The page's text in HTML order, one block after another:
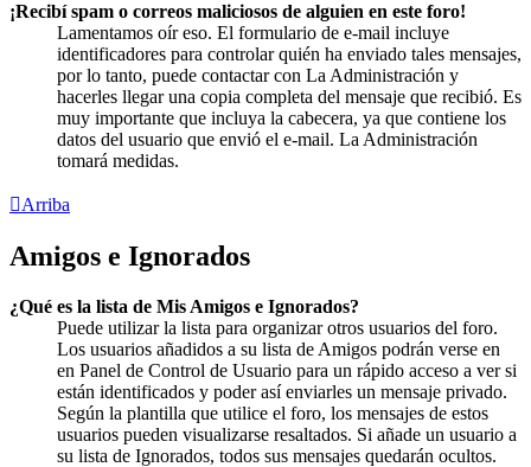
¡Recibí spam o correos maliciosos de alguien en este foro!
Lamentamos oír eso. El formulario de e-mail incluye
identificadores para controlar quién ha enviado tales mensajes,
por lo tanto, puede contactar con La Administración y
hacerles llegar una copia completa del mensaje que recibió. Es
muy importante que incluya la cabecera, ya que contiene los
datos del usuario que envió el e-mail. La Administración
tomará medidas.
Arriba
Amigos e Ignorados
¿Qué es la lista de Mis Amigos e Ignorados?
Puede utilizar la lista para organizar otros usuarios del foro.
Los usuarios añadidos a su lista de Amigos podrán verse en
en Panel de Control de Usuario para un rápido acceso a ver si
están identificados y poder así enviarles un mensaje privado.
Según la plantilla que utilice el foro, los mensajes de estos
usuarios pueden visualizarse resaltados. Si añade un usuario a
su lista de Ignorados, todos sus mensajes quedarán ocultos.